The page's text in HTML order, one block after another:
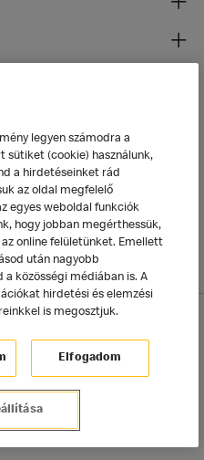
tájékoztató
Sütik beállítása
Magyarország
legyen számodra a
sütiket (cookie) használunk,
a hirdetéseinket rád
az oldal megfelelő
egyes weboldal funkciók
hogy jobban megérthessük,
online felületünket. Emellett
után nagyobb
közösségi médiában is. A
hirdetési és elemzési
is megosztjuk.
Elfogadom